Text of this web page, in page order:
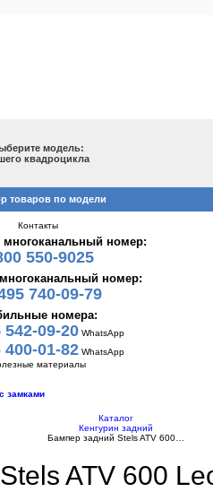
модель:
квадроцикла
товаров по модели
Контакты
многоканальный номер:
550-9025
номер:
740-09-79
номера:
542-09-20 WhatsApp
400-01-82 WhatsApp
материалы
замками
Каталог
Кенгурин задний
Бампер задний Stels ATV 600…
ATV 600